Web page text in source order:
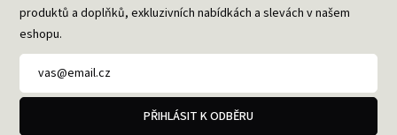
produktů a doplňků, exkluzivních nabídkách a slevách v našem
eshopu.
PŘIHLÁSIT K ODBĚRU